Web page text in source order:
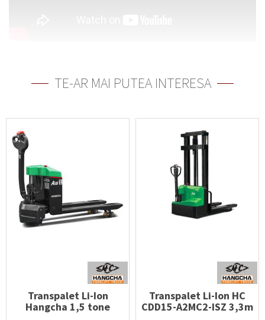
TE-AR MAI PUTEA INTERESA
Transpalet Li-Ion
Hangcha 1,5 tone
Transpalet Li-Ion HC
CDD15-A2MC2-ISZ 3,3m